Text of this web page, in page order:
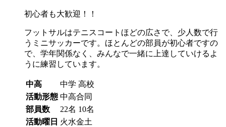
初心者も大歓迎！！
フットサルはテニスコートほどの広さで、少人数で行
うミニサッカーです。ほとんどの部員が初心者ですの
で、学年関係なく、みんなで一緒に上達していけるよ
うに練習しています。
中高 中学 高校
活動形態 中高合同
部員数
22名 10名
活動曜日 火水金土